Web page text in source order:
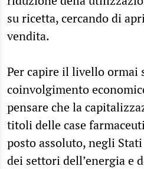
su ricetta, cercando di
vendita.
Per capire il livello ormai
coinvolgimento
pensare che la
titoli delle case
posto assoluto, negli
dei settori dell’energia e